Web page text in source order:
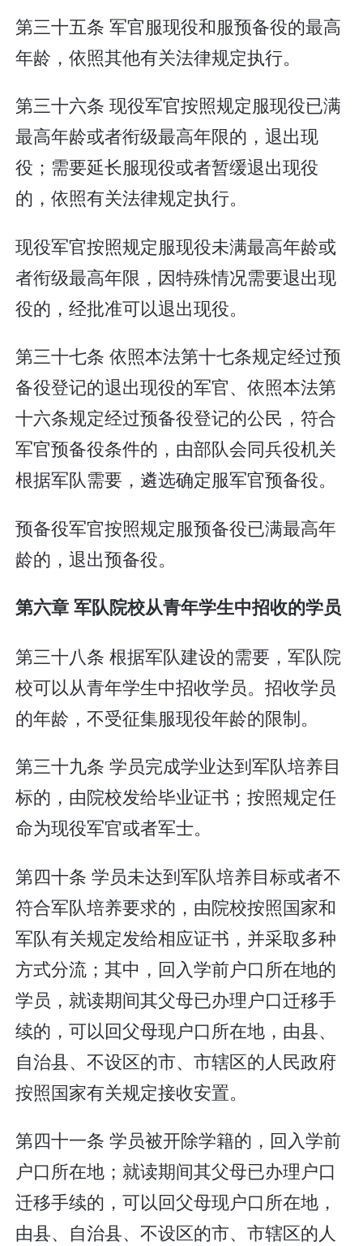
第三十五条 军官服现役和服预备役的最高
年龄，依照其他有关法律规定执行。
第三十六条 现役军官按照规定服现役已满
最高年龄或者衔级最高年限的，退出现
役；需要延长服现役或者暂缓退出现役
的，依照有关法律规定执行。
现役军官按照规定服现役未满最高年龄或
者衔级最高年限，因特殊情况需要退出现
役的，经批准可以退出现役。
第三十七条 依照本法第十七条规定经过预
备役登记的退出现役的军官、依照本法第
十六条规定经过预备役登记的公民，符合
军官预备役条件的，由部队会同兵役机关
根据军队需要，遴选确定服军官预备役。
预备役军官按照规定服预备役已满最高年
龄的，退出预备役。
第六章 军队院校从青年学生中招收的学员
第三十八条 根据军队建设的需要，军队院
校可以从青年学生中招收学员。招收学员
的年龄，不受征集服现役年龄的限制。
第三十九条 学员完成学业达到军队培养目
标的，由院校发给毕业证书；按照规定任
命为现役军官或者军士。
第四十条 学员未达到军队培养目标或者不
符合军队培养要求的，由院校按照国家和
军队有关规定发给相应证书，并采取多种
方式分流；其中，回入学前户口所在地的
学员，就读期间其父母已办理户口迁移手
续的，可以回父母现户口所在地，由县、
自治县、不设区的市、市辖区的人民政府
按照国家有关规定接收安置。
第四十一条 学员被开除学籍的，回入学前
户口所在地；就读期间其父母已办理户口
迁移手续的，可以回父母现户口所在地，
由县、自治县、不设区的市、市辖区的人